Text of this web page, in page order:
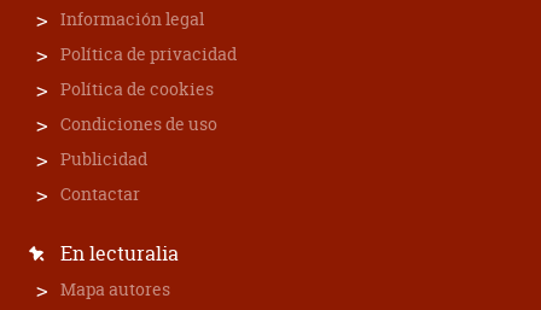
Información legal
Política de privacidad
Política de cookies
Condiciones de uso
Publicidad
Contactar
En lecturalia
Mapa autores